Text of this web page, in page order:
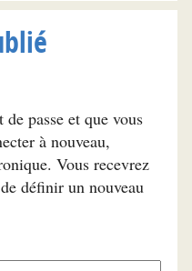
passe et que vous
à nouveau,
Vous recevrez
définir un nouveau